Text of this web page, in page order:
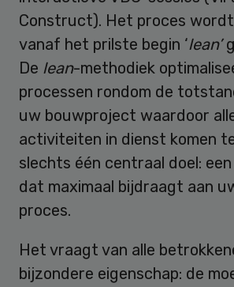
Construct). Het proces
vanaf het prilste begin ‘lean’
De lean-methodiek
processen rondom de
uw bouwproject waardoor
activiteiten in dienst komen
slechts één centraal doel:
dat maximaal bijdraagt aan
proces.
Het vraagt van alle
bijzondere eigenschap: de